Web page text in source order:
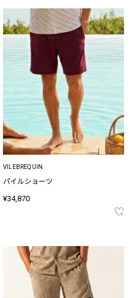
VILEBREQUIN
パイルショーツ
¥34,870